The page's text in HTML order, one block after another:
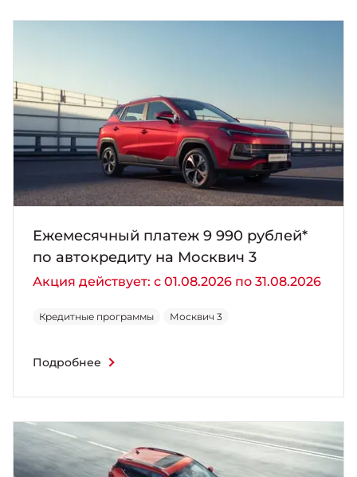
Ежемесячный платеж 9 990 рублей*
по автокредиту на Москвич 3
Акция действует: с 01.08.2026 по 31.08.2026
Кредитные программы Москвич 3
Подробнее